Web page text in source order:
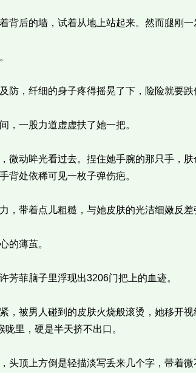
后的墙，试着从地上站起来。然而腿刚一
，纤细的身子疼得摇晃了下，险险就要跌
一股力道虚虚扶了她一把。
动眸光看过去。捏住她手腕的那只手，肤
背处依稀可见一枚子弹伤疤。
带着点儿粗糙，与她皮肤的光洁细嫩反差
薄茧。
菲脑子里浮现出3206门把上的血迹。
被男人碰到的皮肤火烧般滚烫，她移开视
咙里，硬是半天挤不出口。
顶上方倒是轻描淡写丢来几个字，带着微